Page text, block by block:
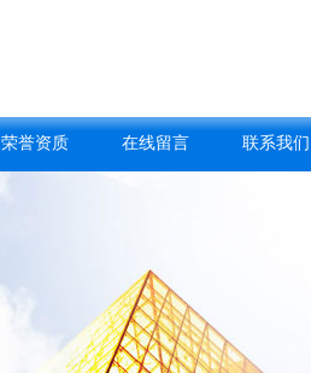
荣誉资质 在线留言 联系我们